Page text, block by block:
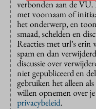
verbonden aan de VU.
met voornaam of
het onderwerp, en
smaad, schelden en
Reacties met url’s erin
spam en dan
discussie over
niet gepubliceerd en
gebruiken het alleen
willen opnemen over
privacybeleid.